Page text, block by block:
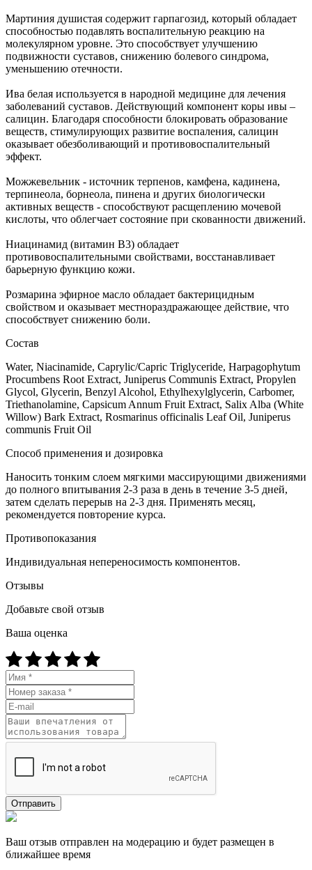
Мартиния душистая содержит гарпагозид, который обладает
способностью подавлять воспалительную реакцию на
молекулярном уровне. Это способствует улучшению
подвижности суставов, снижению болевого синдрома,
уменьшению отечности.
Ива белая используется в народной медицине для лечения
заболеваний суставов. Действующий компонент коры ивы –
салицин. Благодаря способности блокировать образование
веществ, стимулирующих развитие воспаления, салицин
оказывает обезболивающий и противовоспалительный
эффект.
Можжевельник - источник терпенов, камфена, кадинена,
терпинеола, борнеола, пинена и других биологически
активных веществ - способствуют расщеплению мочевой
кислоты, что облегчает состояние при скованности движений.
Ниацинамид (витамин В3) обладает
противовоспалительными свойствами, восстанавливает
барьерную функцию кожи.
Розмарина эфирное масло обладает бактерицидным
свойством и оказывает местнораздражающее действие, что
способствует снижению боли.
Состав
Water, Niacinamide, Caprylic/Capric Triglyceride, Harpagophytum
Procumbens Root Extract, Juniperus Communis Extract, Propylen
Glycol, Glycerin, Benzyl Alcohol, Ethylhexylglycerin, Carbomer,
Triethanolamine, Capsicum Annum Fruit Extract, Salix Alba (White
Willow) Bark Extract, Rosmarinus officinalis Leaf Oil, Juniperus
communis Fruit Oil
Способ применения и дозировка
Наносить тонким слоем мягкими массирующими движениями
до полного впитывания 2-3 раза в день в течение 3-5 дней,
затем сделать перерыв на 2-3 дня. Применять месяц,
рекомендуется повторение курса.
Противопоказания
Индивидуальная непереносимость компонентов.
Отзывы
Добавьте свой отзыв
Ваша оценка
Отправить
Ваш отзыв отправлен на модерацию и будет размещен в
ближайшее время